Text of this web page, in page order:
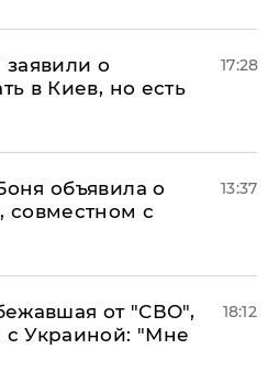
заявили о
в Киев, но есть
17:28
объявила о
совместном с
13:37
от "СВО",
с Украиной: "Мне
18:12